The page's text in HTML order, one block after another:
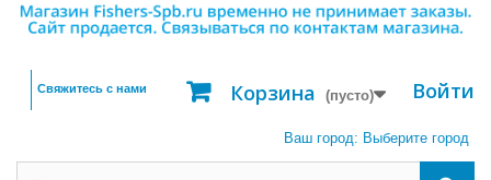
Войти
Корзина (пусто)
Свяжитесь с нами
Ваш город: Выберите город